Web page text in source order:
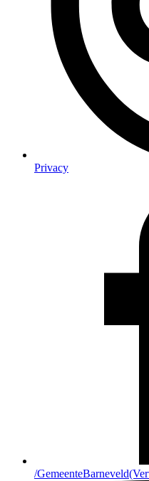
Privacy
/GemeenteBarneveld